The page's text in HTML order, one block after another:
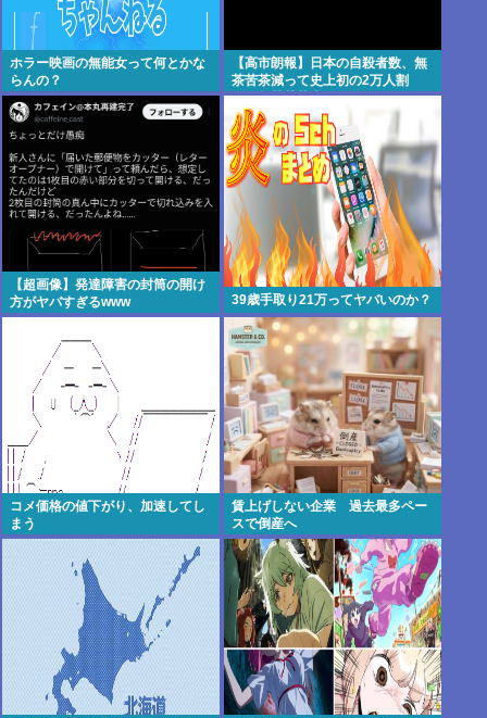
ホラー映画の無能女って何とかな
らんの？
【高市朗報】日本の自殺者数、無
茶苦茶減って史上初の2万人割
れ。無茶苦茶生きやすい国になっ
てる件www
【超画像】発達障害の封筒の開け
方がヤバすぎるwww
39歳手取り21万ってヤバいのか？
コメ価格の値下がり、加速してし
まう
賃上げしない企業 過去最多ペー
スで倒産へ